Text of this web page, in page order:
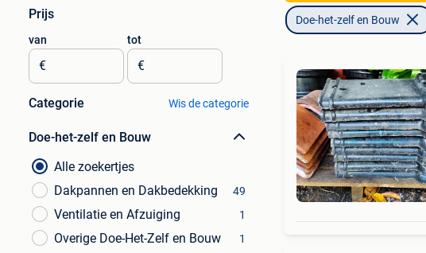
Prijs
van
€
tot
€
Categorie Wis de categorie
Doe-het-zelf en Bouw
Alle zoekertjes
Dakpannen en Dakbedekking
49
Ventilatie en Afzuiging 1
Overige Doe-Het-Zelf en Bouw 1
Doe-het-zelf en Bouw